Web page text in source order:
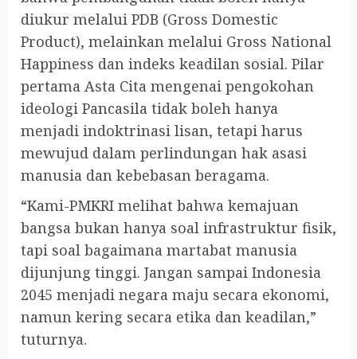
diukur melalui PDB (Gross Domestic
Product), melainkan melalui Gross National
Happiness dan indeks keadilan sosial. Pilar
pertama Asta Cita mengenai pengokohan
ideologi Pancasila tidak boleh hanya
menjadi indoktrinasi lisan, tetapi harus
mewujud dalam perlindungan hak asasi
manusia dan kebebasan beragama.
“Kami-PMKRI melihat bahwa kemajuan
bangsa bukan hanya soal infrastruktur fisik,
tapi soal bagaimana martabat manusia
dijunjung tinggi. Jangan sampai Indonesia
2045 menjadi negara maju secara ekonomi,
namun kering secara etika dan keadilan,”
tuturnya.